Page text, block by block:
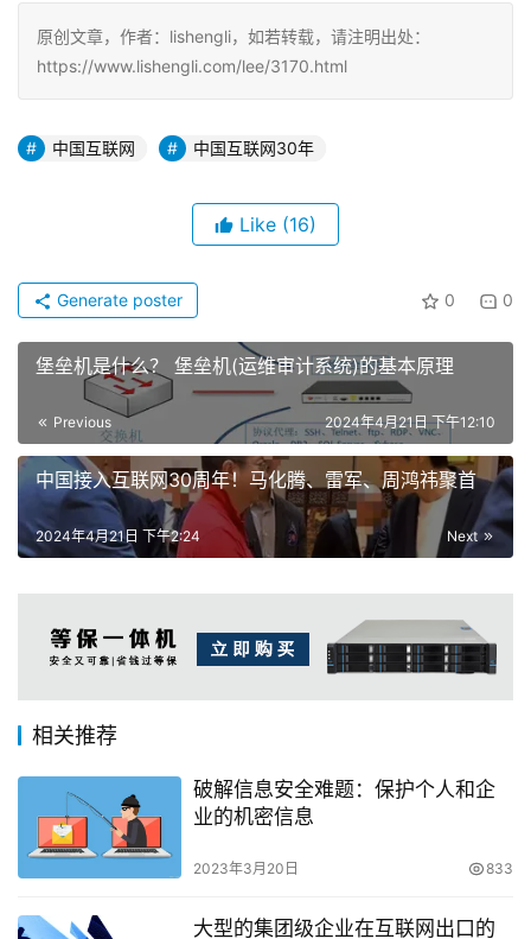
原创文章，作者：lishengli，如若转载，请注明出处：
https://www.lishengli.com/lee/3170.html
中国互联网 中国互联网30年
Like (16)
0 0
Generate poster
堡垒机是什么？ 堡垒机(运维审计系统)的基本原理
Previous 2024年4月21日 下午12:10
中国接入互联网30周年！马化腾、雷军、周鸿祎聚首
Next
2024年4月21日 下午2:24
相关推荐
破解信息安全难题：保护个人和企
业的机密信息
2023年3月20日 833
大型的集团级企业在互联网出口的